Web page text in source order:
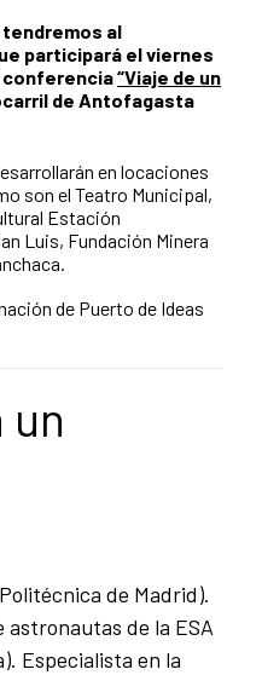
al
participará el viernes
conferencia“Viaje de un
de Antofagasta
en locaciones
son el Teatro Municipal,
Estación
Luis, Fundación Minera
de Puerto de Ideas
un
de Madrid).
astronautas de la ESA
Especialista en la